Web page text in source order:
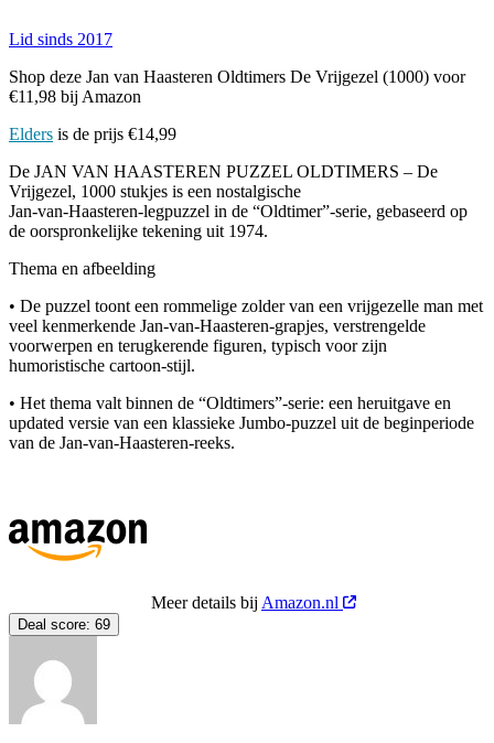
Lid sinds 2017
Shop deze Jan van Haasteren Oldtimers De Vrijgezel (1000) voor
€11,98 bij Amazon
Elders is de prijs €14,99
De JAN VAN HAASTEREN PUZZEL OLDTIMERS – De
Vrijgezel, 1000 stukjes is een nostalgische
Jan‑van‑Haasteren‑legpuzzel in de “Oldtimer”‑serie, gebaseerd op
de oorspronkelijke tekening uit 1974.
Thema en afbeelding
• De puzzel toont een rommelige zolder van een vrijgezelle man met
veel kenmerkende Jan‑van‑Haasteren‑grapjes, verstrengelde
voorwerpen en terugkerende figuren, typisch voor zijn
humoristische cartoon‑stijl.
• Het thema valt binnen de “Oldtimers”‑serie: een heruitgave en
updated versie van een klassieke Jumbo‑puzzel uit de beginperiode
van de Jan‑van‑Haasteren‑reeks.
Meer details bij Amazon.nl
Deal score: 69